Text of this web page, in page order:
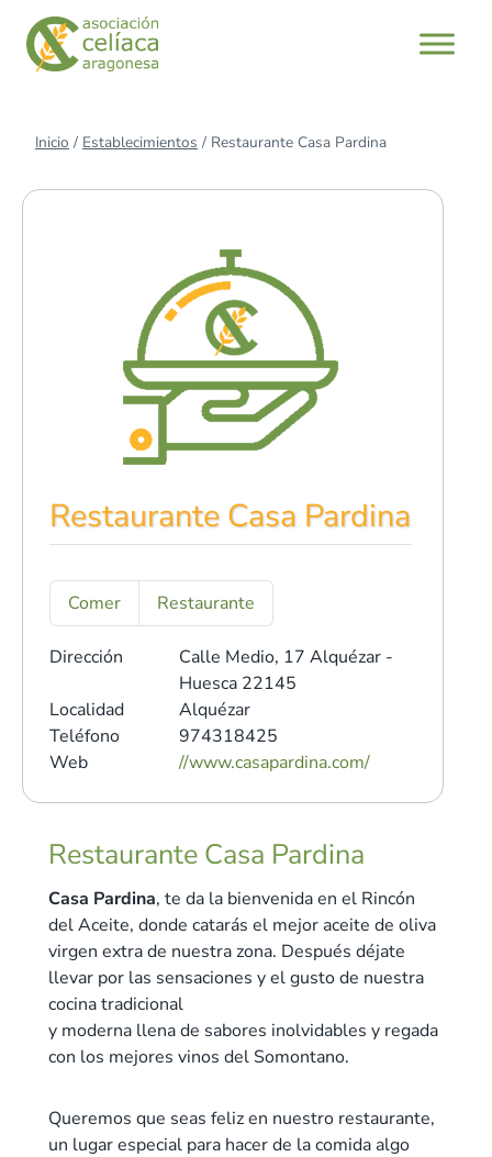
Saltar
contenido
Inicio / Establecimientos / Restaurante Casa Pardina
Restaurante Casa Pardina
Comer Restaurante
Dirección Calle Medio, 17 Alquézar -
Huesca 22145
Localidad
Alquézar
Teléfono
974318425
Web
//www.casapardina.com/
Restaurante Casa Pardina
Casa Pardina, te da la bienvenida en el Rincón
del Aceite, donde catarás el mejor aceite de oliva
virgen extra de nuestra zona. Después déjate
llevar por las sensaciones y el gusto de nuestra
cocina tradicional
y moderna llena de sabores inolvidables y regada
con los mejores vinos del Somontano.
Queremos que seas feliz en nuestro restaurante,
un lugar especial para hacer de la comida algo